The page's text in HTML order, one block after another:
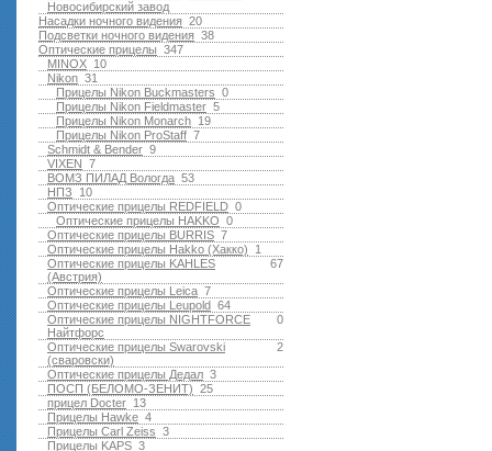
Новосибирский завод
20
Насадки ночного видения
38
Подсветки ночного видения
347
Оптические прицелы
10
MINOX
31
Nikon
0
Прицелы Nikon Buckmasters
5
Прицелы Nikon Fieldmaster
19
Прицелы Nikon Monarch
7
Прицелы Nikon ProStaff
9
Schmidt & Bender
7
VIXEN
53
ВОМЗ ПИЛАД Вологда
10
НПЗ
0
Оптические прицелы REDFIELD
0
Оптические прицелы HAKKO
7
Оптические прицелы BURRIS
1
Оптические прицелы Hakko (Хакко)
67
Оптические прицелы KAHLES
(Австрия)
7
Оптические прицелы Leica
64
Оптические прицелы Leupold
0
Оптические прицелы NIGHTFORCE
Найтфорс
2
Оптические прицелы Swarovski
(сваровски)
3
Оптические прицелы Дедал
25
ПОСП (БЕЛОМО-ЗЕНИТ)
13
прицел Docter
4
Прицелы Hawke
3
Прицелы Carl Zeiss
3
Прицелы KAPS